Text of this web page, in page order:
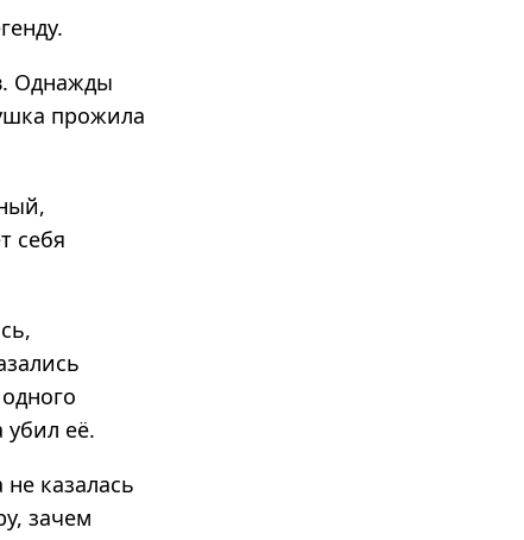
Однажды
прожила
себя
убил её.
казалась
зачем